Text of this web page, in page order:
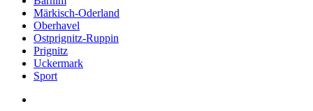
Märkisch-Oderland
Oberhavel
Ostprignitz-Ruppin
Prignitz
Uckermark
Sport